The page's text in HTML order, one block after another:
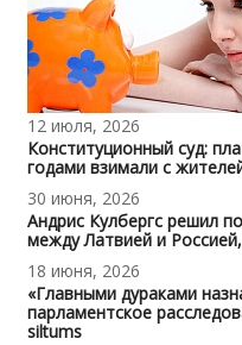
12 июля, 2026
Конституционный суд:
годами взимали с
30 июня, 2026
Андрис Кулбергс решил
между Латвией и
18 июня, 2026
«Главными дураками
парламентское
siltums